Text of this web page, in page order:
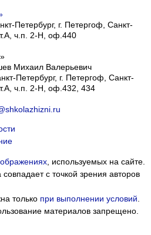
Петербург, г. Петергоф, Санкт-
ч.п. 2-Н, оф.440
Михаил Валерьевич
Петербург, г. Петергоф, Санкт-
ч.п. 2-Н, оф.432, 434
, используемых на сайте.
с точкой зрения авторов
только при выполнении условий.
материалов запрещено.